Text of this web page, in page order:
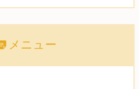
メニュー